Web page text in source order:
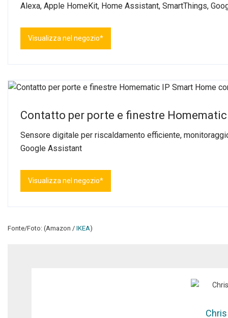
Alexa, Apple HomeKit, Home Assistant, SmartThings,
Visualizza nel negozio*
Contatto per porte e finestre
Sensore digitale per riscaldamento efficiente,
Google Assistant
Visualizza nel negozio*
Fonte/Foto: (Amazon / IKEA)
Chris